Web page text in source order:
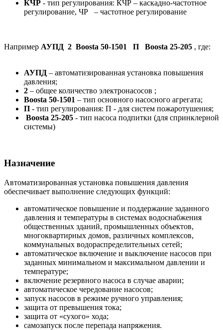
КЧР - тип регулирования: КЧР – каскадно-частотное
регулирование, ЧР – частотное регулирование
Например АУПД 2 Boosta 50-1501 П Boosta 25-205 , где:
АУПД – автоматизированная установка повышения
давления;
2 – общее количество электронасосов ;
Boosta 50-1501 – тип основного насосного агрегата;
П - тип регулирования: П - для систем пожаротушения;
Boosta 25-205 - тип насоса подпитки (для спринклерной
системы)
Назначение
Автоматизированная установка повышения давления
обеспечивает выполнение следующих функций:
автоматическое повышение и поддержание заданного
давления и температуры в системах водоснабжения
общественных зданий, промышленных объектов,
многоквартирных домов, различных комплексов,
коммунальных водораспределительных сетей;
автоматическое включение и выключение насосов при
заданных минимальном и максимальном давлении и
температуре;
включение резервного насоса в случае аварии;
автоматическое чередование насосов;
запуск насосов в режиме ручного управления;
защита от превышения тока;
защита от «сухого» хода;
самозапуск после перепада напряжения.